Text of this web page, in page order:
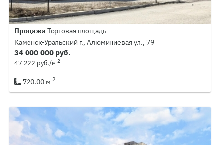
Продажа Торговая площадь
Каменск-Уральский г., Алюминиевая ул., 79
34 000 000 руб.
47 222 руб./м 2
720.00 м 2